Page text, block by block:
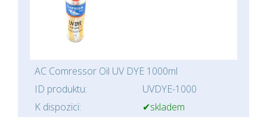
AC Comressor Oil UV DYE 1000ml
ID produktu:
UVDYE-1000
K dispozici:
✔skladem